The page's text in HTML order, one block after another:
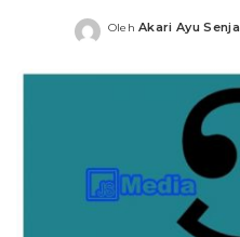
Posted
Oleh Akari Ayu Senja